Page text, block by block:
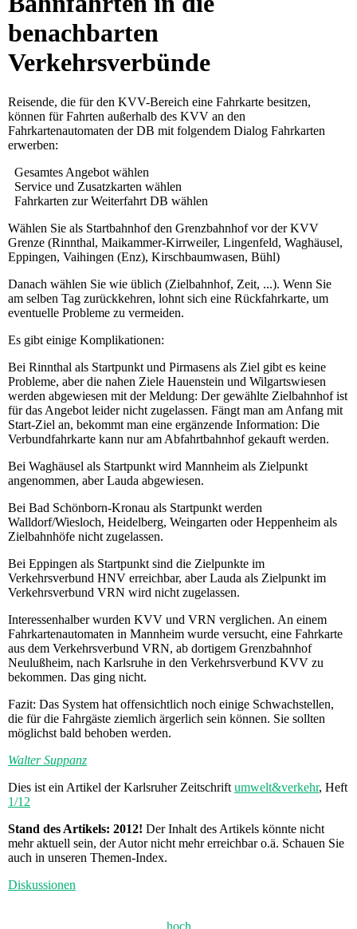
benachbarten
Verkehrsverbünde
Reisende, die für den KVV-Bereich eine Fahrkarte besitzen,
können für Fahrten außerhalb des KVV an den
Fahrkartenautomaten der DB mit folgendem Dialog Fahrkarten
erwerben:
Gesamtes Angebot wählen
Service und Zusatzkarten wählen
Fahrkarten zur Weiterfahrt DB wählen
Wählen Sie als Startbahnhof den Grenzbahnhof vor der KVV
Grenze (Rinnthal, Maikammer-Kirrweiler, Lingenfeld, Waghäusel,
Eppingen, Vaihingen (Enz), Kirschbaumwasen, Bühl)
Danach wählen Sie wie üblich (Zielbahnhof, Zeit, ...). Wenn Sie
am selben Tag zurückkehren, lohnt sich eine Rückfahrkarte, um
eventuelle Probleme zu vermeiden.
Es gibt einige Komplikationen:
Bei Rinnthal als Startpunkt und Pirmasens als Ziel gibt es keine
Probleme, aber die nahen Ziele Hauenstein und Wilgartswiesen
werden abgewiesen mit der Meldung: Der gewählte Zielbahnhof ist
für das Angebot leider nicht zugelassen. Fängt man am Anfang mit
Start-Ziel an, bekommt man eine ergänzende Information: Die
Verbundfahrkarte kann nur am Abfahrtbahnhof gekauft werden.
Bei Waghäusel als Startpunkt wird Mannheim als Zielpunkt
angenommen, aber Lauda abgewiesen.
Bei Bad Schönborn-Kronau als Startpunkt werden
Walldorf/Wiesloch, Heidelberg, Weingarten oder Heppenheim als
Zielbahnhöfe nicht zugelassen.
Bei Eppingen als Startpunkt sind die Zielpunkte im
Verkehrsverbund HNV erreichbar, aber Lauda als Zielpunkt im
Verkehrsverbund VRN wird nicht zugelassen.
Interessenhalber wurden KVV und VRN verglichen. An einem
Fahrkartenautomaten in Mannheim wurde versucht, eine Fahrkarte
aus dem Verkehrsverbund VRN, ab dortigem Grenzbahnhof
Neulußheim, nach Karlsruhe in den Verkehrsverbund KVV zu
bekommen. Das ging nicht.
Fazit: Das System hat offensichtlich noch einige Schwachstellen,
die für die Fahrgäste ziemlich ärgerlich sein können. Sie sollten
möglichst bald behoben werden.
Walter Suppanz
Dies ist ein Artikel der Karlsruher Zeitschrift umwelt&verkehr, Heft
1/12
Stand des Artikels: 2012! Der Inhalt des Artikels könnte nicht
mehr aktuell sein, der Autor nicht mehr erreichbar o.ä. Schauen Sie
auch in unseren Themen-Index.
Diskussionen